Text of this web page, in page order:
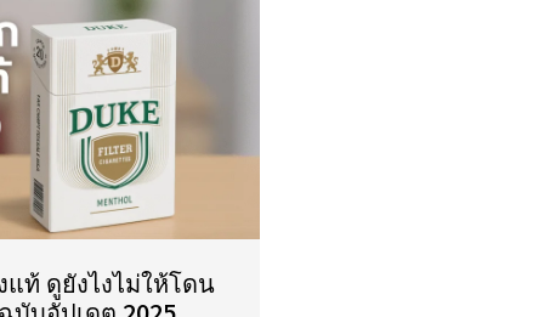
ท้ ดูยังไงไม่ให้โดน